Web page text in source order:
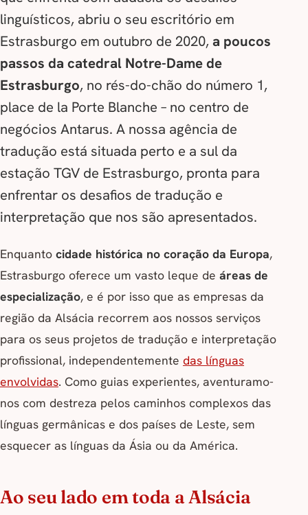
linguísticos, abriu o seu escritório em
Estrasburgo em outubro de 2020, a poucos
passos da catedral Notre-Dame de
Estrasburgo, no rés-do-chão do número 1,
place de la Porte Blanche – no centro de
negócios Antarus. A nossa agência de
tradução está situada perto e a sul da
estação TGV de Estrasburgo, pronta para
enfrentar os desafios de tradução e
interpretação que nos são apresentados.
Enquanto cidade histórica no coração da Europa,
Estrasburgo oferece um vasto leque de áreas de
especialização, e é por isso que as empresas da
região da Alsácia recorrem aos nossos serviços
para os seus projetos de tradução e interpretação
profissional, independentemente das línguas
envolvidas. Como guias experientes, aventuramo-
nos com destreza pelos caminhos complexos das
línguas germânicas e dos países de Leste, sem
esquecer as línguas da Ásia ou da América.
Ao seu lado em toda a Alsácia